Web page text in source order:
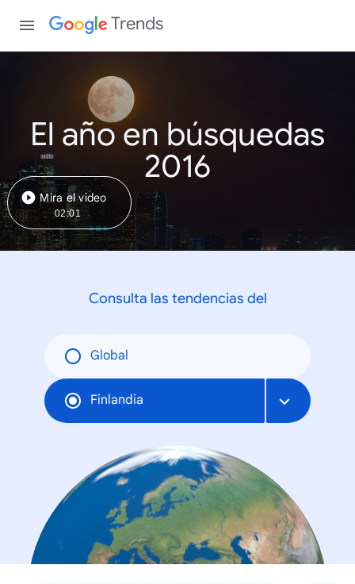
Trends
El año en búsquedas
2016
Mira el video
02:01
Consulta las tendencias del
Global
Finlandia